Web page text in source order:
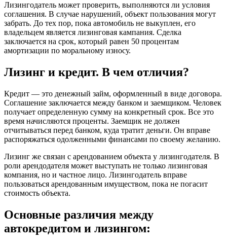
Лизингодатель может проверить, выполняются ли условия
соглашения. В случае нарушений, объект пользования могут
забрать. До тех пор, пока автомобиль не выкуплен, его
владельцем является лизинговая кампания. Сделка
заключается на срок, который равен 50 процентам
амортизации по моральному износу.
Лизинг и кредит. В чем отличия?
Кредит — это денежный займ, оформленный в виде договора.
Соглашение заключается между банком и заемщиком. Человек
получает определенную сумму на конкретный срок. Все это
время начисляются проценты. Заемщик не должен
отчитываться перед банком, куда тратит деньги. Он вправе
распоряжаться одолженными финансами по своему желанию.
Лизинг же связан с арендованием объекта у лизингодателя. В
роли арендодателя может выступать не только лизинговая
компания, но и частное лицо. Лизингодатель вправе
пользоваться арендованным имуществом, пока не погасит
стоимость объекта.
Основные различия между
автокредитом и лизингом: